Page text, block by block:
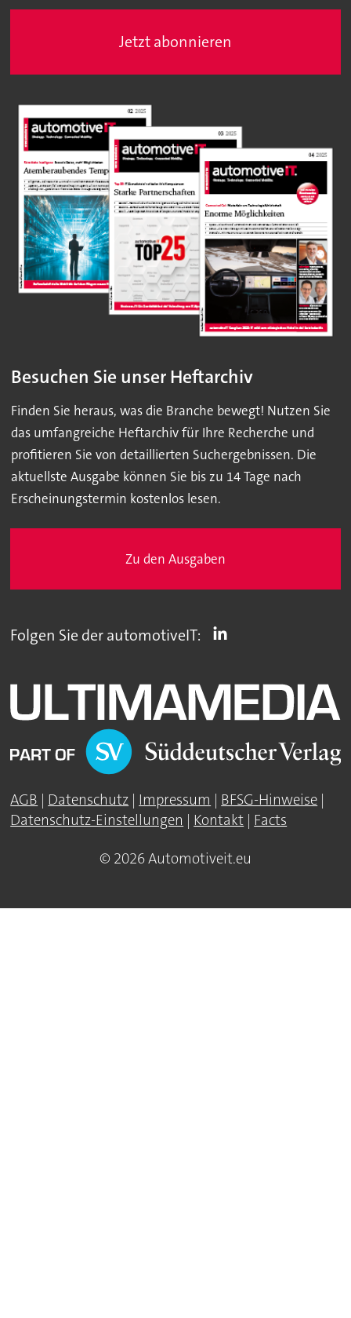
Jetzt abonnieren
Besuchen Sie unser Heftarchiv
Finden Sie heraus, was die Branche bewegt! Nutzen Sie
das umfangreiche Heftarchiv für Ihre Recherche und
profitieren Sie von detaillierten Suchergebnissen. Die
aktuellste Ausgabe können Sie bis zu 14 Tage nach
Erscheinungstermin kostenlos lesen.
Zu den Ausgaben
Folgen Sie der automotiveIT:
AGB | Datenschutz | Impressum | BFSG-Hinweise |
Datenschutz-Einstellungen | Kontakt | Facts
© 2026 Automotiveit.eu